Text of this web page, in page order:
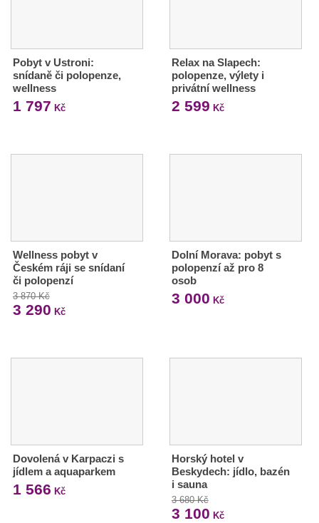
Pobyt v Ustroni:
snídaně či polopenze,
wellness
1 797 Kč
Relax na Slapech:
polopenze, výlety i
privátní wellness
2 599 Kč
Wellness pobyt v
Českém ráji se snídaní
či polopenzí
3 870 Kč
3 290 Kč
Dolní Morava: pobyt s
polopenzí až pro 8
osob
3 000 Kč
Dovolená v Karpaczi s
jídlem a aquaparkem
1 566 Kč
Horský hotel v
Beskydech: jídlo, bazén
i sauna
3 680 Kč
3 100 Kč